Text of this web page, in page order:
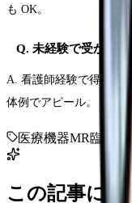
も OK。
Q. 未経験で受かるコ
A. 看護師経験で得た「
体例でアピール。
医療機器MR臨床開
この記事に